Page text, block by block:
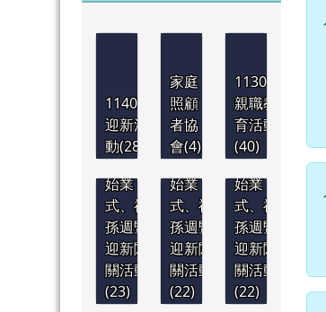
1140901
迎新活
動(28)
家庭
照顧
者協
會(4)
1130921
親職教
育活動
(40)
1130830
始業
式、祖
孫週暨
迎新闖
關活動
(23)
1130830
始業
式、祖
孫週暨
迎新闖
關活動
(22)
1130830
始業
式、祖
孫週暨
迎新闖
關活動
(22)